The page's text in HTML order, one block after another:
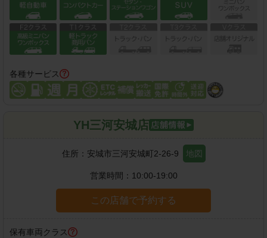
各種サービス
YH三河安城店
住所： 安城市三河安城町2-26-9 地図
営業時間： 10:00-19:00
この店舗で予約する
保有車両クラス